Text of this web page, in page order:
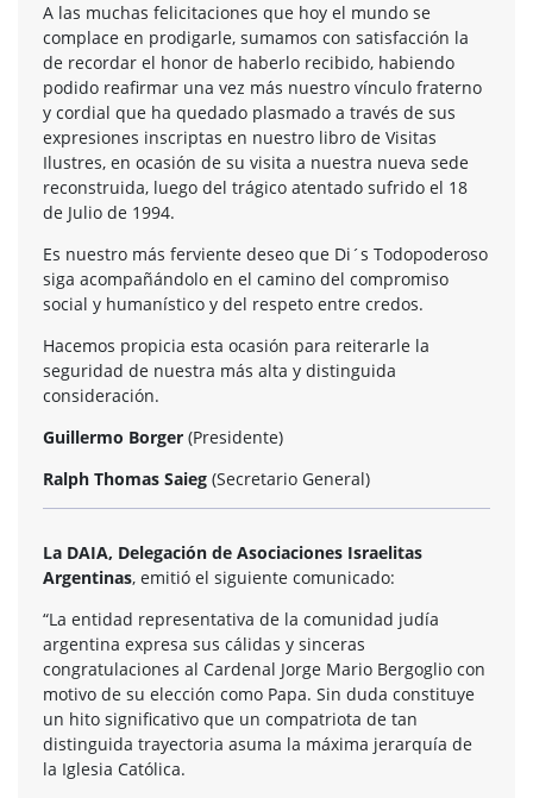
A las muchas felicitaciones que hoy el mundo se
complace en prodigarle, sumamos con satisfacción la
de recordar el honor de haberlo recibido, habiendo
podido reafirmar una vez más nuestro vínculo fraterno
y cordial que ha quedado plasmado a través de sus
expresiones inscriptas en nuestro libro de Visitas
Ilustres, en ocasión de su visita a nuestra nueva sede
reconstruida, luego del trágico atentado sufrido el 18
de Julio de 1994.
Es nuestro más ferviente deseo que Di´s Todopoderoso
siga acompañándolo en el camino del compromiso
social y humanístico y del respeto entre credos.
Hacemos propicia esta ocasión para reiterarle la
seguridad de nuestra más alta y distinguida
consideración.
Guillermo Borger (Presidente)
Ralph Thomas Saieg (Secretario General)
La DAIA, Delegación de Asociaciones Israelitas
Argentinas, emitió el siguiente comunicado:
“La entidad representativa de la comunidad judía
argentina expresa sus cálidas y sinceras
congratulaciones al Cardenal Jorge Mario Bergoglio con
motivo de su elección como Papa. Sin duda constituye
un hito significativo que un compatriota de tan
distinguida trayectoria asuma la máxima jerarquía de
la Iglesia Católica.